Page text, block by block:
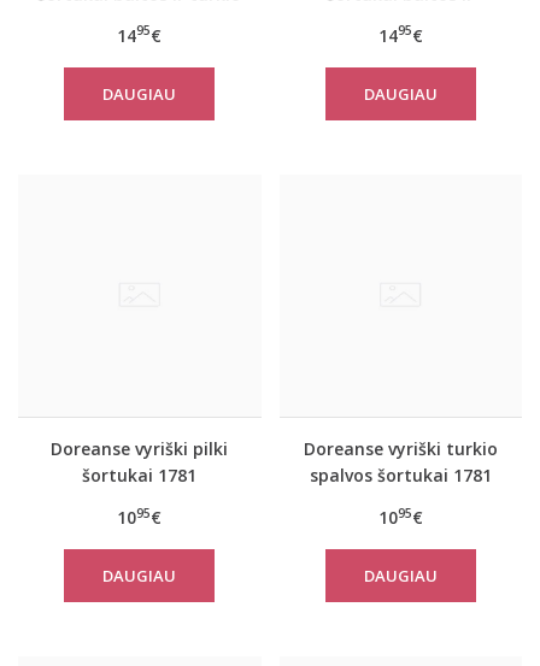
1495€
DAUGIAU
1495€
DAUGIAU
Doreanse vyriški pilki
šortukai 1781
1095€
DAUGIAU
Doreanse vyriški turkio
spalvos šortukai 1781
1095€
DAUGIAU